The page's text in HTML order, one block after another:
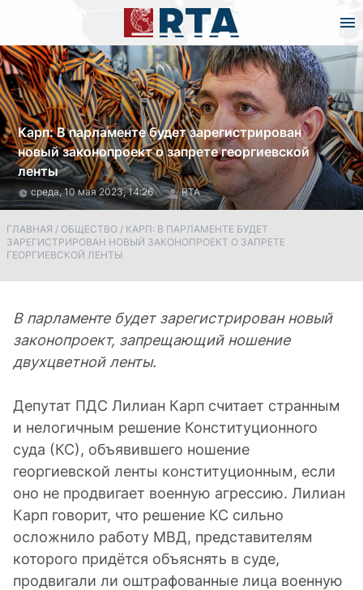
Карп: В парламенте будет зарегистрирован
новый законопроект о запрете георгиевской
ленты
среда, 10 мая 2023, 14:26 RTA
ГЛАВНАЯ / ОБЩЕСТВО / КАРП: В ПАРЛАМЕНТЕ БУДЕТ
ЗАРЕГИСТРИРОВАН НОВЫЙ ЗАКОНОПРОЕКТ О ЗАПРЕТЕ
ГЕОРГИЕВСКОЙ ЛЕНТЫ
В парламенте будет зарегистрирован новый
законопроект, запрещающий ношение
двухцветной ленты.
Депутат ПДС Лилиан Карп считает странным
и нелогичным решение Конституционного
суда (КС), объявившего ношение
георгиевской ленты конституционным, если
оно не продвигает военную агрессию. Лилиан
Карп говорит, что решение КС сильно
осложнило работу МВД, представителям
которого придётся объяснять в суде,
продвигали ли оштрафованные лица военную